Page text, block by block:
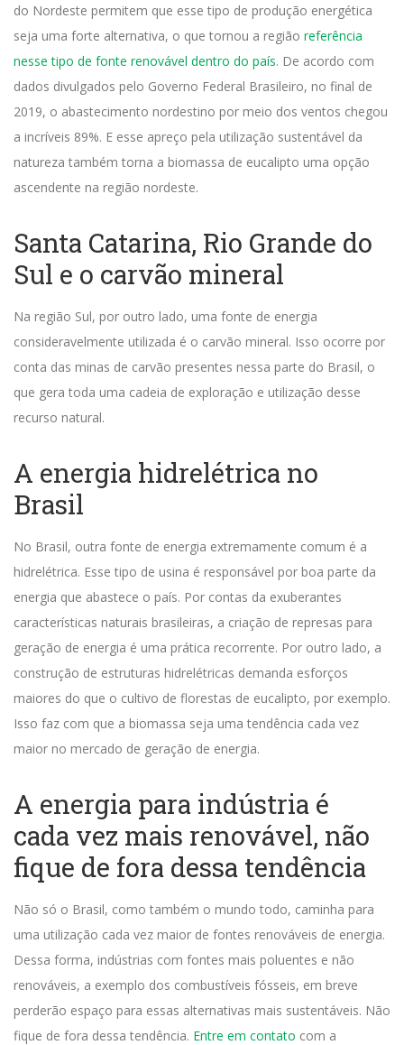
do Nordeste permitem que esse tipo de produção energética
seja uma forte alternativa, o que tornou a região referência
nesse tipo de fonte renovável dentro do país. De acordo com
dados divulgados pelo Governo Federal Brasileiro, no final de
2019, o abastecimento nordestino por meio dos ventos chegou
a incríveis 89%. E esse apreço pela utilização sustentável da
natureza também torna a biomassa de eucalipto uma opção
ascendente na região nordeste.
Santa Catarina, Rio Grande do
Sul e o carvão mineral
Na região Sul, por outro lado, uma fonte de energia
consideravelmente utilizada é o carvão mineral. Isso ocorre por
conta das minas de carvão presentes nessa parte do Brasil, o
que gera toda uma cadeia de exploração e utilização desse
recurso natural.
A energia hidrelétrica no
Brasil
No Brasil, outra fonte de energia extremamente comum é a
hidrelétrica. Esse tipo de usina é responsável por boa parte da
energia que abastece o país. Por contas da exuberantes
características naturais brasileiras, a criação de represas para
geração de energia é uma prática recorrente. Por outro lado, a
construção de estruturas hidrelétricas demanda esforços
maiores do que o cultivo de florestas de eucalipto, por exemplo.
Isso faz com que a biomassa seja uma tendência cada vez
maior no mercado de geração de energia.
A energia para indústria é
cada vez mais renovável, não
fique de fora dessa tendência
Não só o Brasil, como também o mundo todo, caminha para
uma utilização cada vez maior de fontes renováveis de energia.
Dessa forma, indústrias com fontes mais poluentes e não
renováveis, a exemplo dos combustíveis fósseis, em breve
perderão espaço para essas alternativas mais sustentáveis. Não
fique de fora dessa tendência. Entre em contato com a